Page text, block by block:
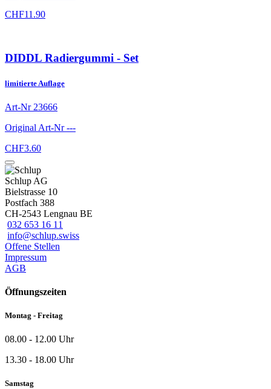
CHF11.90
DIDDL Radiergummi - Set
limitierte Auflage
Art-Nr 23666
Original Art-Nr---
CHF3.60
Schlup AG
Bielstrasse 10
Postfach 388
CH-2543 Lengnau BE
032 653 16 11
info@schlup.swiss
Offene Stellen
Impressum
AGB
Öffnungszeiten
Montag - Freitag
08.00 - 12.00 Uhr
13.30 - 18.00 Uhr
Samstag